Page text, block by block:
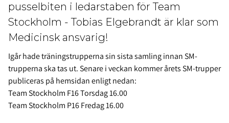
pusselbiten i ledarstaben för Team
Stockholm - Tobias Elgebrandt är klar som
Medicinsk ansvarig!
Igår hade träningstrupperna sin sista samling innan SM-
trupperna ska tas ut. Senare i veckan kommer årets SM-trupper
publiceras på hemsidan enligt nedan:
Team Stockholm F16 Torsdag 16.00
Team Stockholm P16 Fredag 16.00